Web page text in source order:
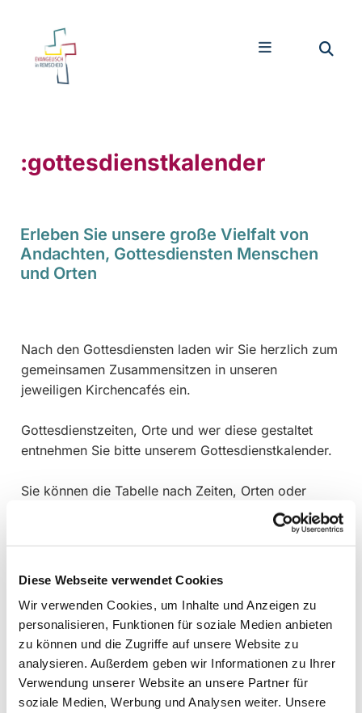
Diese Webseite verwendet Cookies
Wir verwenden Cookies, um Inhalte und Anzeigen zu
personalisieren, Funktionen für soziale Medien anbieten
zu können und die Zugriffe auf unsere Website zu
analysieren. Außerdem geben wir Informationen zu Ihrer
Verwendung unserer Website an unsere Partner für
soziale Medien, Werbung und Analysen weiter. Unsere
:gottesdienstkalender
Erleben Sie unsere große Vielfalt von
Andachten, Gottesdiensten Menschen
und Orten
Nach den Gottesdiensten laden wir Sie herzlich zum
gemeinsamen Zusammensitzen in unseren
jeweiligen Kirchencafés ein.
Gottesdienstzeiten, Orte und wer diese gestaltet
entnehmen Sie bitte unserem Gottesdienstkalender.
Sie können die Tabelle nach Zeiten, Orten oder